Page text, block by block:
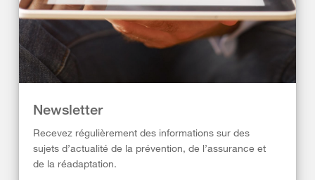
Newsletter
Recevez régulièrement des informations sur des
sujets d’actualité de la prévention, de l’assurance et
de la réadaptation.